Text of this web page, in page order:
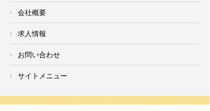
会社概要
求人情報
お問い合わせ
サイトメニュー